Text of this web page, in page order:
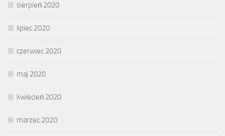
sierpień 2020
lipiec 2020
czerwiec 2020
maj 2020
kwiecień 2020
marzec 2020